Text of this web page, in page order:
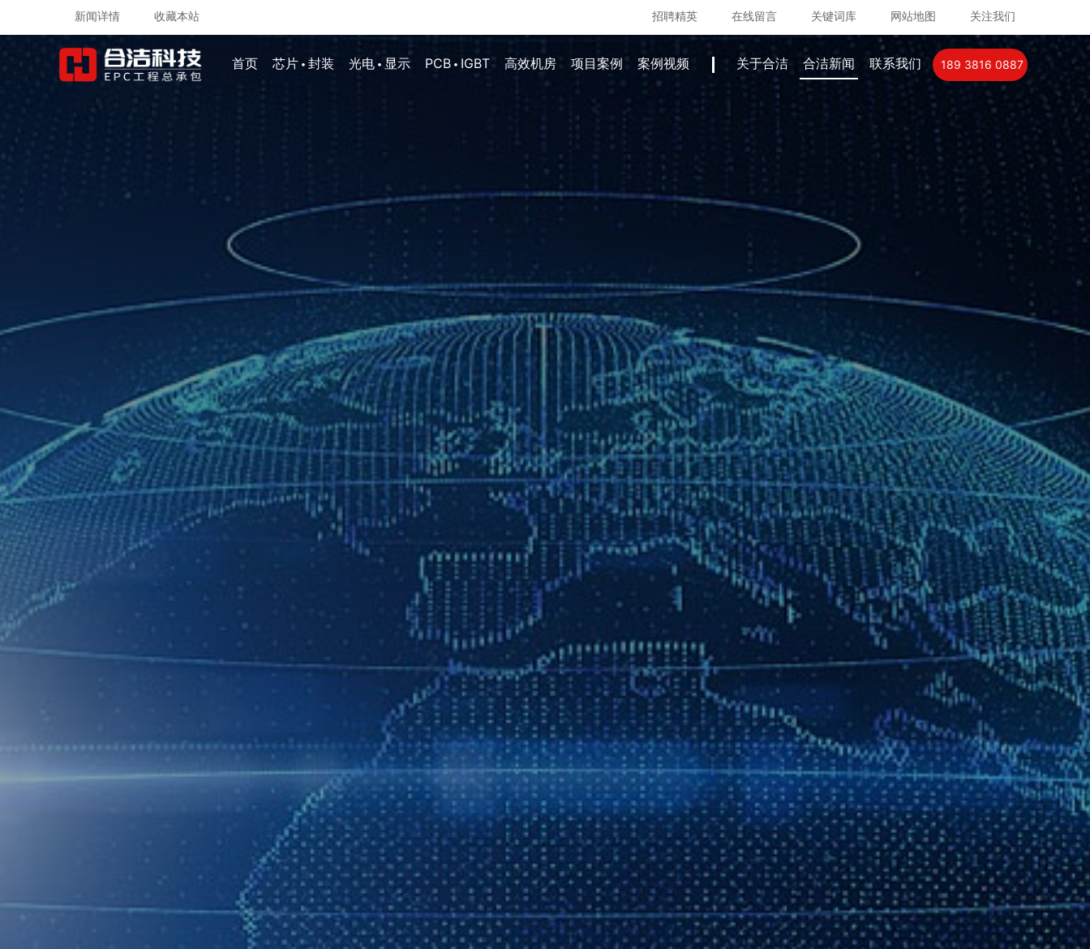
新闻详情 收藏本站 招聘精英 在线留言 关键词库 网站地图 关注我们
首页 芯片 · 封装 光电 · 显示 PCB · IGBT 高效机房 项目案例 案例视频 关于合洁 合洁新闻 联系我们 189 3816 0887